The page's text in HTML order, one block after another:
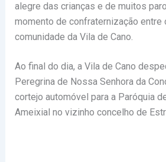
alegre das crianças e de muitos
momento de confraternização entre
comunidade da Vila de Cano.
Ao final do dia, a Vila de Cano
Peregrina de Nossa Senhora da
cortejo automóvel para a Paróquia
Ameixial no vizinho concelho de